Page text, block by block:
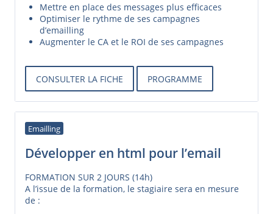
Mettre en place des messages plus efficaces
Optimiser le rythme de ses campagnes
d’emailling
Augmenter le CA et le ROI de ses campagnes
CONSULTER LA FICHE PROGRAMME
Emailling
Développer en html pour l’email
FORMATION SUR 2 JOURS (14h)
A l’issue de la formation, le stagiaire sera en mesure
de :